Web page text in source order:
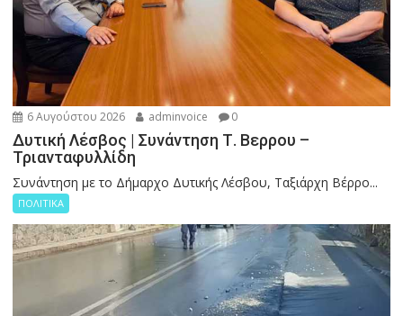
6 Αυγούστου 2026 adminvoice 0
Δυτική Λέσβος | Συνάντηση Τ. Βερρου –
Τριανταφυλλίδη
Συνάντηση με το Δήμαρχο Δυτικής Λέσβου, Ταξιάρχη Βέρρο...
ΠΟΛΙΤΙΚΑ